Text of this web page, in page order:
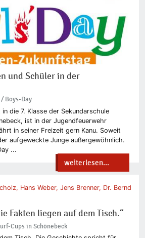
und Schüler in der
Boys-Day
die 7. Klasse der Sekundarschule
ist in der Jugendfeuerwehr
in seiner Freizeit gern Kanu. Soweit
aufgeweckte Junge außergewöhnlich.
...
weiterlesen...
Fakten liegen auf dem Tisch.“
Cups in Schönebeck